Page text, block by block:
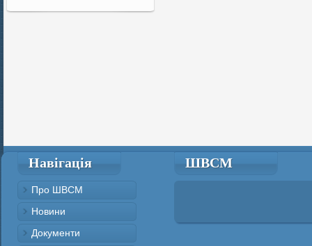
Навігація
Про ШВСМ
Новини
Документи
ШВСМ